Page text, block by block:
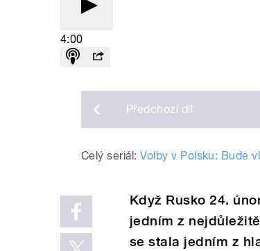
4:00
Předchozí díl
Celý seriál: Volby v Polsku: Bude
Když Rusko 24.
jedním z
se stala jedním z